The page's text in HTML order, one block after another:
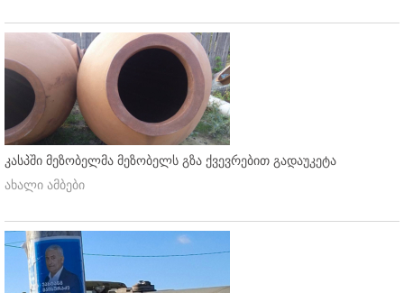
კასპში მეზობელმა მეზობელს გზა ქვევრებით გადაუკეტა
ახალი ამბები